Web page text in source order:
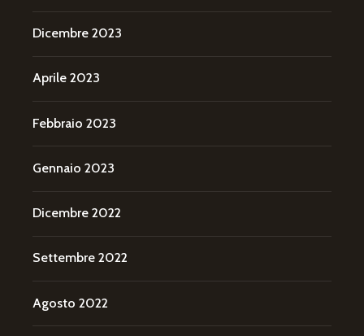
Dicembre 2023
Aprile 2023
Febbraio 2023
Gennaio 2023
Dicembre 2022
Settembre 2022
Agosto 2022